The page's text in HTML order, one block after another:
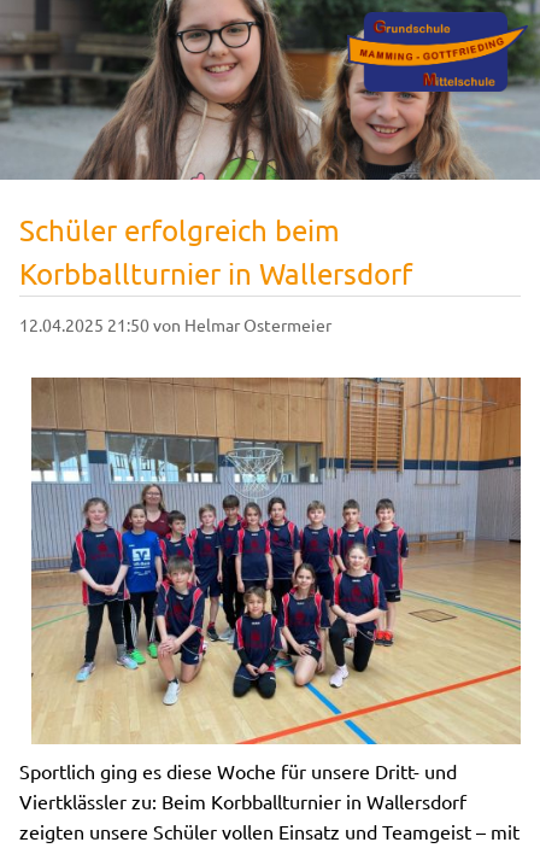
Schüler erfolgreich beim
Korbballturnier in Wallersdorf
12.04.2025 21:50von Helmar Ostermeier
Sportlich ging es diese Woche für unsere Dritt- und
Viertklässler zu: Beim Korbballturnier in Wallersdorf
zeigten unsere Schüler vollen Einsatz und Teamgeist – mit